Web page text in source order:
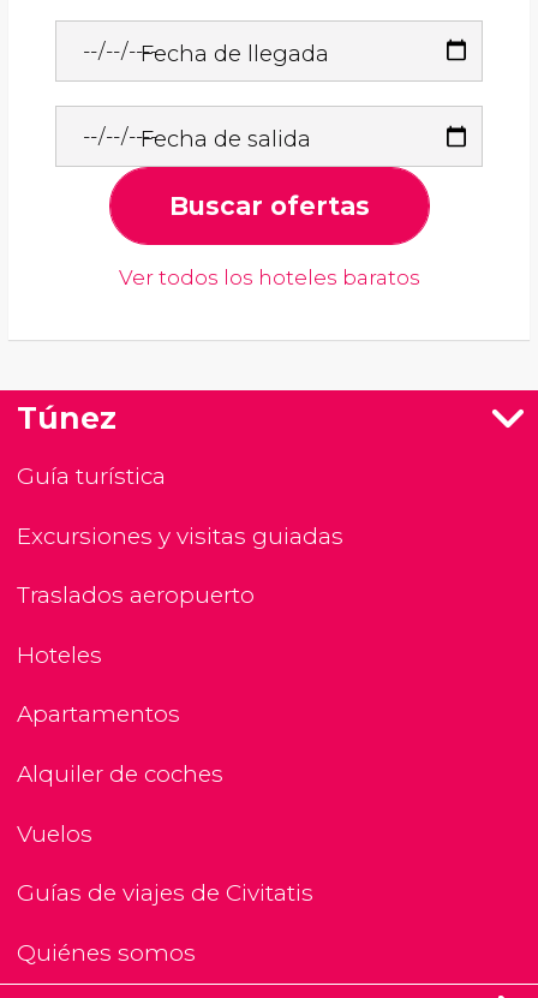
Fecha de llegada
Fecha de salida
Buscar ofertas
Ver todos los hoteles baratos
Túnez
Guía turística
Excursiones y visitas guiadas
Traslados aeropuerto
Hoteles
Apartamentos
Alquiler de coches
Vuelos
Guías de viajes de Civitatis
Quiénes somos